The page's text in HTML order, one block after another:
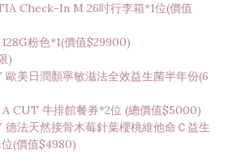
Check-In M 26吋行李箱*1位(價值
粉色*1(價值$29900)
)
歐美日潤顏寧敏滋法全效益生菌半年份(6
A CUT 牛排館餐券*2位 (總價值$5000)
德法天然接骨木莓針葉櫻桃維他命Ｃ益生
(價值$4980)